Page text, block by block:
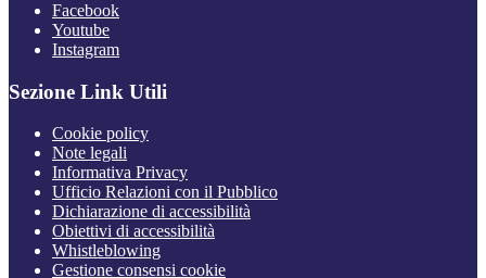
Facebook
Youtube
Instagram
Sezione Link Utili
Cookie policy
Note legali
Informativa Privacy
Ufficio Relazioni con il Pubblico
Dichiarazione di accessibilità
Obiettivi di accessibilità
Whistleblowing
Gestione consensi cookie